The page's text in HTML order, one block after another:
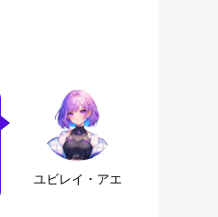
ユビレイ・アエ